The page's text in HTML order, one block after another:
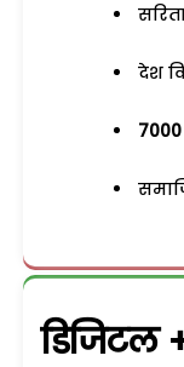
देश
7000
डिजिटल